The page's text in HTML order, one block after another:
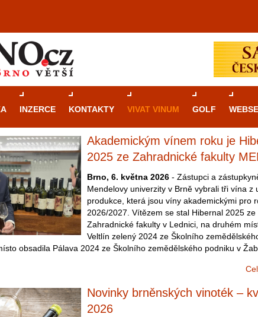
INZERCE KONTAKTY VIVAT VINUM GOLF
Akademickým vínem roku je
2025 ze Zahradnické fakulty
Brno, 6. května 2026 - Zástupci a
Mendelovy univerzity v Brně vybrali tři vína z
produkce, která jsou víny akademickými pro
2026/2027. Vítězem se stal Hibernal 2025 ze
Zahradnické fakulty v Lednici, na druhém
Veltlín zelený 2024 ze Školního
obsadila Pálava 2024 ze Školního zemědělského podniku v
Novinky brněnských vinoték –
2026
Průvodce kasinovými hrami v
Brno je městem známým pro zajímavé
restaurace, divadla a univerzity. Mimo jiné
místem, kde si můžete legálně a bezpečně
různé kasinové hry. V neustále kvetoucí
metropoli naleznete širokou nabídku her
rulety až po moderní automaty jak pro